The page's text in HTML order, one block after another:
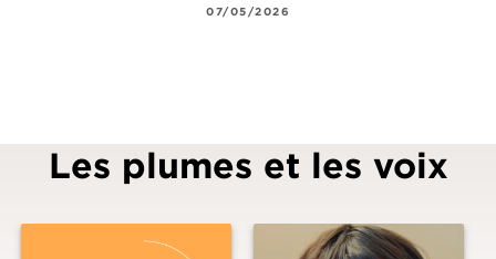
07/05/2026
Les plumes et les voix